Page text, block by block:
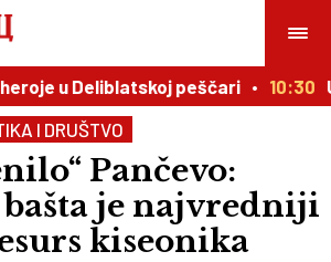
u Deliblatskoj peščari 10:30 U
I DRUŠTVO
Pančevo:
je najvredniji
kiseonika